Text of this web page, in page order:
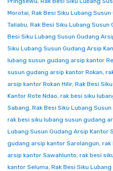
Morotai, Rak Besi Siku Lubang
Taliabu, Rak Besi Siku Lubang
Besi Siku Lubang Susun Gudang
Siku Lubang Susun Gudang Arsip
lubang susun gudang arsip kantor
susun gudang arsip kantor Rokan,
arsip kantor Rokan Hilir, Rak Besi
Kantor Rote Ndao, rak besi siku
Sabang, Rak Besi Siku Lubang
rak besi siku lubang susun gudang
Lubang Susun Gudang Arsip Kantor
gudang arsip kantor Sarolangun, rak
arsip kantor Sawahlunto, rak besi
kantor Seluma, Rak Besi Siku